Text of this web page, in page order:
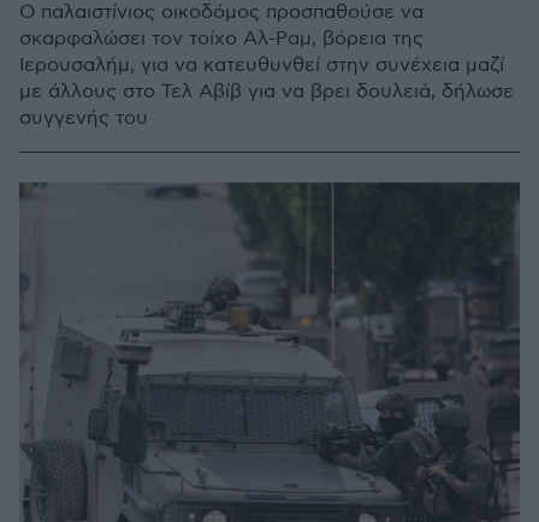
Ο παλαιστίνιος οικοδόμος προσπαθούσε να
σκαρφαλώσει τον τοίχο Αλ-Ραμ, βόρεια της
Ιερουσαλήμ, για να κατευθυνθεί στην συνέχεια μαζί
με άλλους στο Τελ Αβίβ για να βρει δουλειά, δήλωσε
συγγενής του